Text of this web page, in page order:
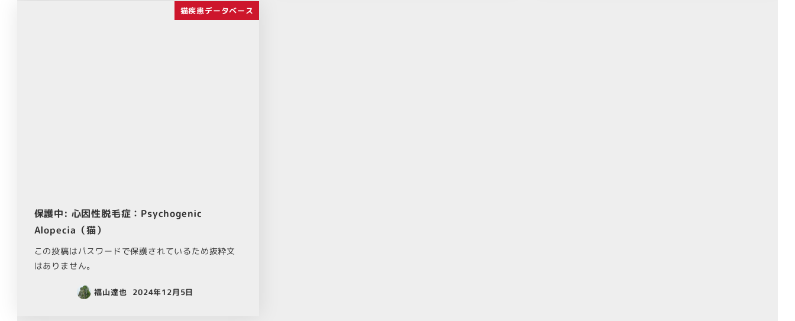
猫疾患データベース
保護中: 心因性脱毛症：Psychogenic
Alopecia（猫）
この投稿はパスワードで保護されているため抜粋文
はありません。
福山達也 2024年12月5日